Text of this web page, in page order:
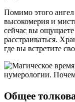
Помимо этого ангел
высокомерия и
сейчас вы
расстраиваться.
где вы встретите
Общее